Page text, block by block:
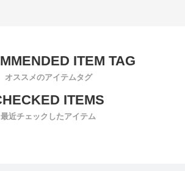
オススメのアイテムタグ
最近チェックしたアイテム